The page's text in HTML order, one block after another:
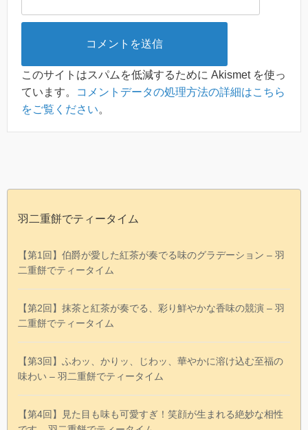
このサイトはスパムを低減するために Akismet を使っ
ています。
コメントデータの処理方法の詳細はこちら
をご覧ください。
羽二重餅でティータイム
【第1回】伯爵が愛した紅茶が奏でる味のグラデーション – 羽
二重餅でティータイム
【第2回】抹茶と紅茶が奏でる、彩り鮮やかな香味の競演 – 羽
二重餅でティータイム
【第3回】ふわッ、かりッ、じわッ、華やかに溶け込む至福の
味わい – 羽二重餅でティータイム
【第4回】見た目も味も可愛すぎ！笑顔が生まれる絶妙な相性